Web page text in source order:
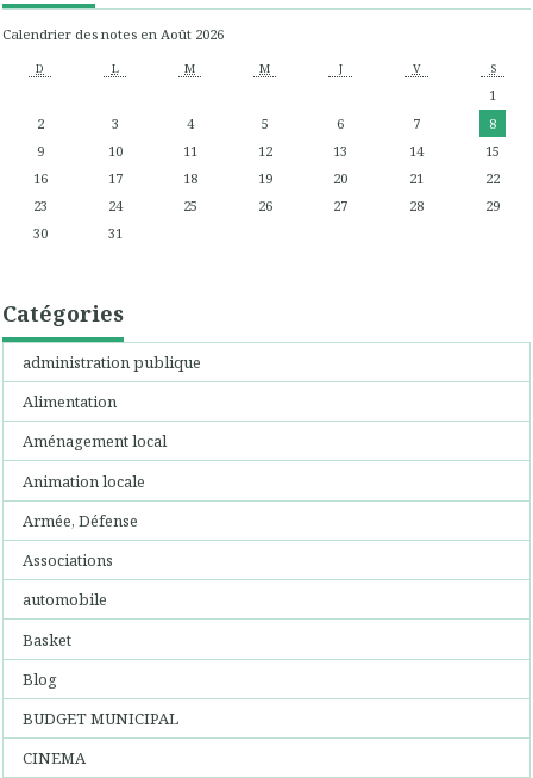
Calendrier des notes en Août 2026
D L M M J V S
1
2
3 4 5 6 7
8
9
10 11 12 13 14
15
16
17 18 19 20 21
22
23
24 25 26 27 28
29
30
31
Catégories
administration publique
Alimentation
Aménagement local
Animation locale
Armée, Défense
Associations
automobile
Basket
Blog
BUDGET MUNICIPAL
CINEMA